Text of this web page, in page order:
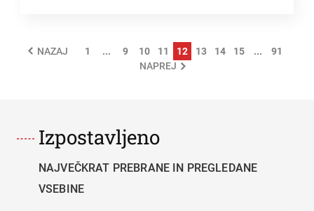
NAZAJ 1 ... 9 10 11 12 13 14 15 ...
91
NAPREJ
Izpostavljeno
NAJVEČKRAT PREBRANE IN PREGLEDANE
VSEBINE